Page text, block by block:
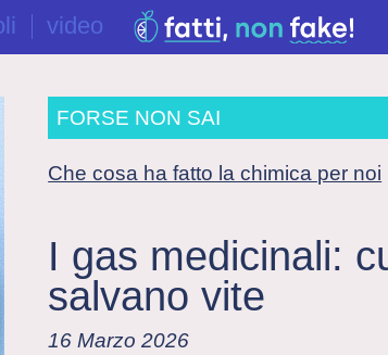
video
FORSE NON SAI
Che cosa ha fatto la chimica per noi
I gas medicinali:
salvano vite
16 Marzo 2026